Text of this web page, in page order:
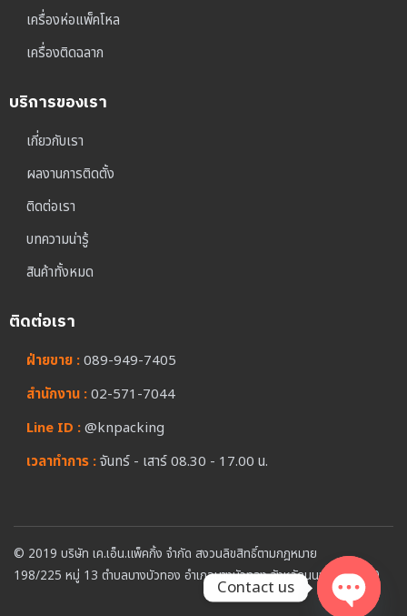
เครื่องห่อแพ็คโหล
เครื่องติดฉลาก
บริการของเรา
เกี่ยวกับเรา
ผลงานการติดตั้ง
ติดต่อเรา
บทความน่ารู้
สินค้าทั้งหมด
ติดต่อเรา
ฝ่ายขาย :089-949-7405
สำนักงาน :02-571-7044
Line ID :@knpacking
เวลาทำการ :จันทร์ - เสาร์ 08.30 - 17.00 น.
© 2019 บริษัท เค.เอ็น.แพ็คกิ้ง จำกัด สงวนลิขสิทธิ์ตามกฎหมาย
198/225 หมู่ 13 ตำบลบางบัวทอง อำเภอบางบัวทอง จังหวัดนนทบุรี 11110
Contact us